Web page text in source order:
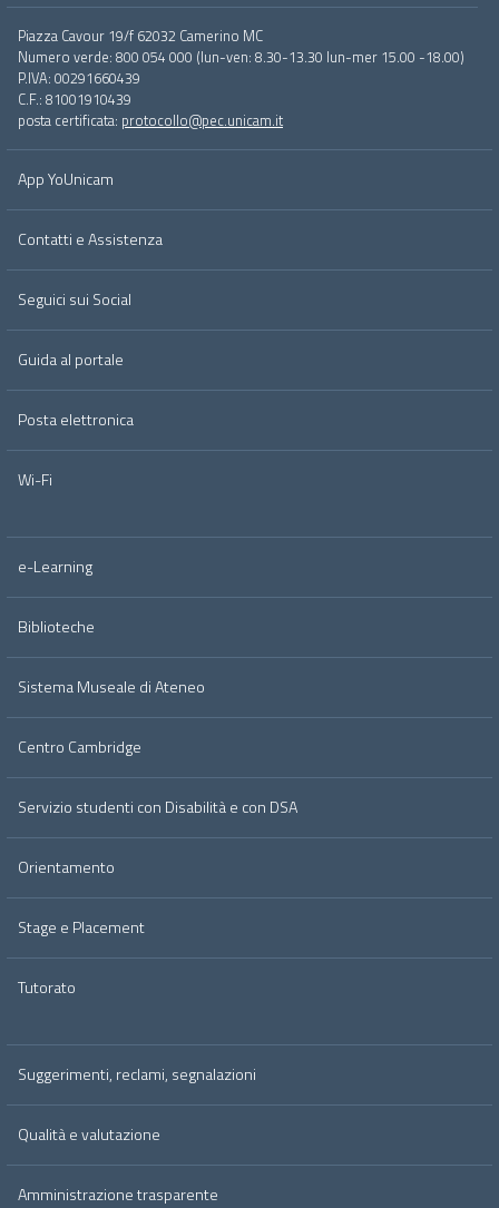
Footer
menu
full
Piazza Cavour 19/f 62032 Camerino MC
Numero verde: 800 054 000 (lun-ven: 8.30-13.30 lun-mer 15.00 -18.00)
P.IVA: 00291660439
C.F.: 81001910439
posta certificata: protocollo@pec.unicam.it
App YoUnicam
Contatti e Assistenza
Seguici sui Social
Guida al portale
Posta elettronica
Wi-Fi
e-Learning
Biblioteche
Sistema Museale di Ateneo
Centro Cambridge
Servizio studenti con Disabilità e con DSA
Orientamento
Stage e Placement
Tutorato
Suggerimenti, reclami, segnalazioni
Qualità e valutazione
Amministrazione trasparente